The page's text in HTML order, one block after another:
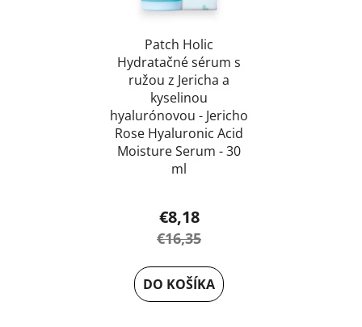
Patch Holic
Hydratačné sérum s
ružou z Jericha a
kyselinou
hyalurónovou - Jericho
Rose Hyaluronic Acid
Moisture Serum - 30
ml
€8,18
€16,35
DO KOŠÍKA